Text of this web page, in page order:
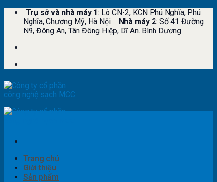
Skip
content
Trụ sở và nhà máy 1: Lô CN-2, KCN Phú Nghĩa, Phú
Nghĩa, Chương Mỹ, Hà Nội
Nhà máy 2: Số 41 Đường
N9, Đông An, Tân Đông Hiệp, Dĩ An, Bình Dương
Trang chủ
Giới thiệu
Sản phẩm